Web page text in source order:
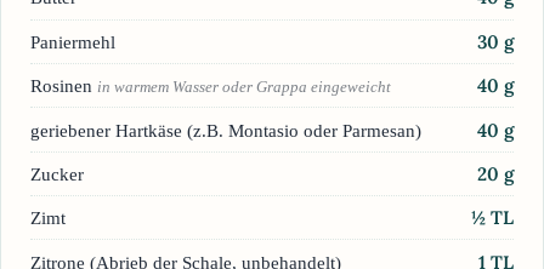
Paniermehl 30 g
Rosinen in warmem Wasser oder Grappa eingeweicht 40 g
geriebener Hartkäse (z.B. Montasio oder Parmesan) 40 g
Zucker 20 g
Zimt ½ TL
Zitrone (Abrieb der Schale, unbehandelt) 1 TL